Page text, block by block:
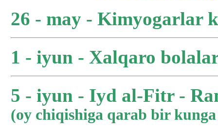
26 - may - Kimyogarlar
1 - iyun - Xalqaro
5 - iyun - Iyd al-Fitr -
(oy chiqishiga qarab bir